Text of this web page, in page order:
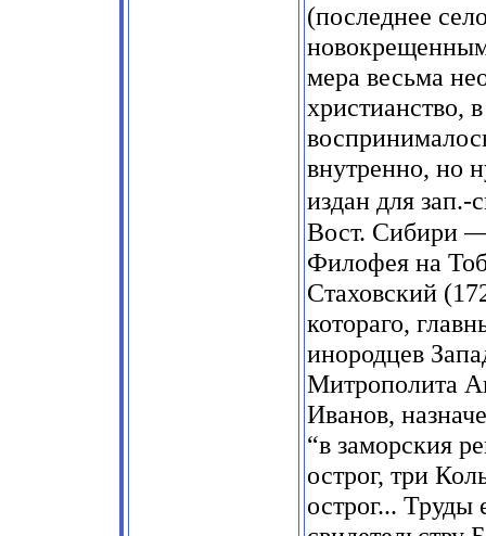
(последнее
новокрещенным
мера весьма
христианство,
внутренно, но
издан для зап.-
Вост. Сибири —
Филофея на
Стаховский
котораго,
инородцев
Митрополита
Иванов,
“в заморския
острог, три
острог... Труды